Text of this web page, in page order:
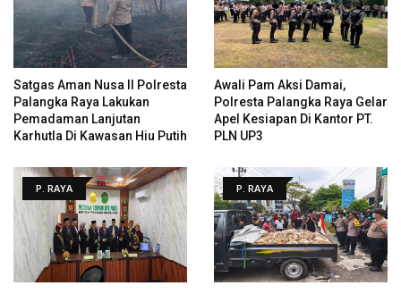
Satgas Aman Nusa II Polresta
Palangka Raya Lakukan
Pemadaman Lanjutan
Karhutla Di Kawasan Hiu Putih
Awali Pam Aksi Damai,
Polresta Palangka Raya Gelar
Apel Kesiapan Di Kantor PT.
PLN UP3
P. RAYA P. RAYA